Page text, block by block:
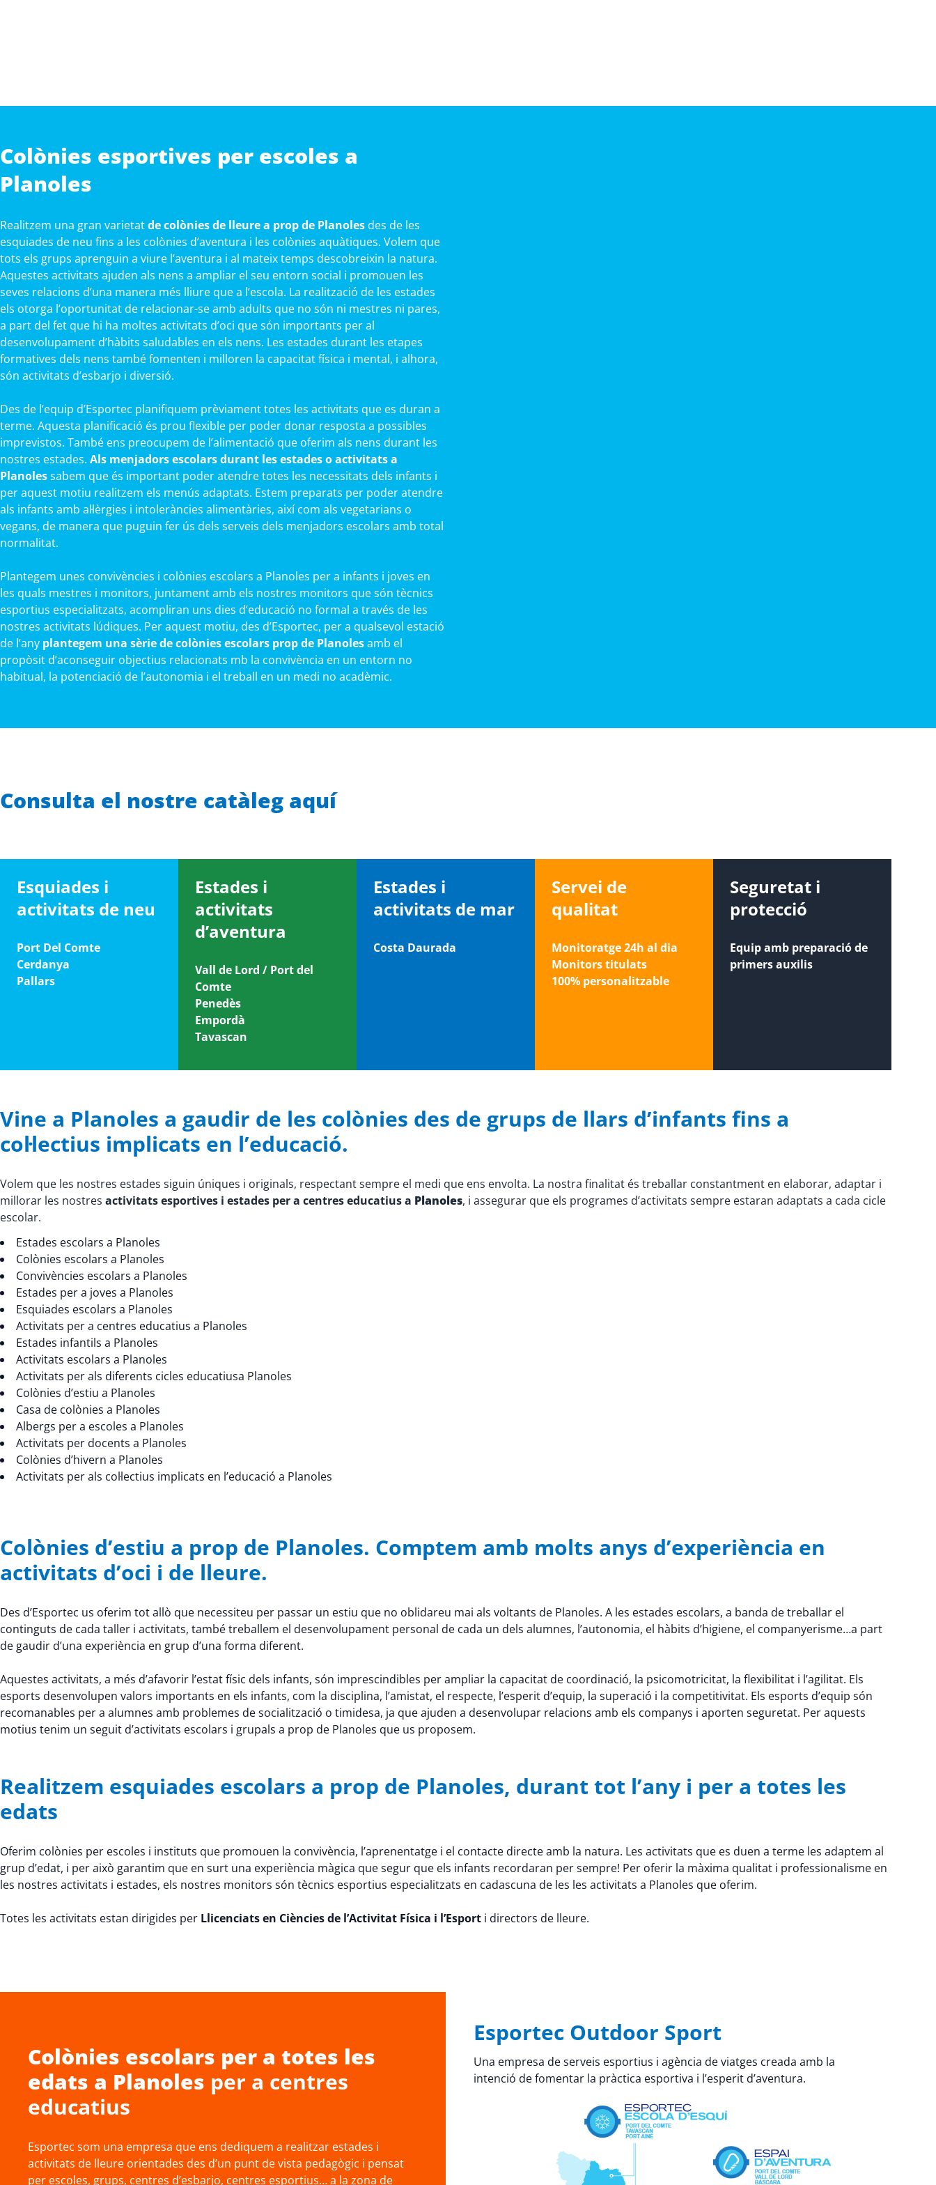
Colònies esportives per escoles a
Planoles
Realitzem una gran varietatde colònies de lleure a prop de Planolesdes de les
esquiades de neu fins a les colònies d’aventura i les colònies aquàtiques. Volem que
tots els grups aprenguin a viure l’aventura i al mateix temps descobreixin la natura.
Aquestes activitats ajuden als nens a ampliar el seu entorn social i promouen les
seves relacions d’una manera més lliure que a l’escola. La realització de les estades
els otorga l’oportunitat de relacionar-se amb adults que no són ni mestres ni pares,
a part del fet que hi ha moltes activitats d’oci que són importants per al
desenvolupament d’hàbits saludables en els nens. Les estades durant les etapes
formatives dels nens també fomenten i milloren la capacitat física i mental, i alhora,
són activitats d’esbarjo i diversió.
Des de l’equip d’Esportec planifiquem prèviament totes les activitats que es duran a
terme. Aquesta planificació és prou flexible per poder donar resposta a possibles
imprevistos. També ens preocupem de l’alimentació que oferim als nens durant les
nostres estades. Als menjadors escolars durant les estades o activitats a
Planolessabem que és important poder atendre totes les necessitats dels infants i
per aquest motiu realitzem els menús adaptats. Estem preparats per poder atendre
als infants amb al·lèrgies i intoleràncies alimentàries, així com als vegetarians o
vegans, de manera que puguin fer ús dels serveis dels menjadors escolars amb total
normalitat.
Plantegem unes convivències i colònies escolars a Planoles per a infants i joves en
les quals mestres i monitors, juntament amb els nostres monitors que són tècnics
esportius especialitzats, acompliran uns dies d’educació no formal a través de les
nostres activitats lúdiques. Per aquest motiu, des d’Esportec, per a qualsevol estació
de l’any plantegem una sèrie de colònies escolars prop de Planolesamb el
propòsit d’aconseguir objectius relacionats mb la convivència en un entorn no
habitual, la potenciació de l’autonomia i el treball en un medi no acadèmic.
Consulta el nostre catàleg aquí
Esquiades i
activitats de neu
Port Del Comte
Cerdanya
Pallars
Estades i
activitats
d’aventura
Vall de Lord / Port del
Comte
Penedès
Empordà
Tavascan
Estades i
activitats de mar
Costa Daurada
Servei de
qualitat
Monitoratge 24h al dia
Monitors titulats
100% personalitzable
Seguretat i
protecció
Equip amb preparació de
primers auxilis
Vine a Planoles a gaudir de les colònies des de grups de llars d’infants fins a
col·lectius implicats en l’educació.
Volem que les nostres estades siguin úniques i originals, respectant sempre el medi que ens envolta. La nostra finalitat és treballar constantment en elaborar, adaptar i
millorar les nostres activitats esportives i estades per a centres educatius a Planoles, i assegurar que els programes d’activitats sempre estaran adaptats a cada cicle
escolar.
Estades escolars a Planoles
Colònies escolars a Planoles
Convivències escolars a Planoles
Estades per a joves a Planoles
Esquiades escolars a Planoles
Activitats per a centres educatius a Planoles
Estades infantils a Planoles
Activitats escolars a Planoles
Activitats per als diferents cicles educatiusa Planoles
Colònies d’estiu a Planoles
Casa de colònies a Planoles
Albergs per a escoles a Planoles
Activitats per docents a Planoles
Colònies d’hivern a Planoles
Activitats per als col·lectius implicats en l’educació a Planoles
Colònies d’estiu a prop de Planoles. Comptem amb molts anys d’experiència en
activitats d’oci i de lleure.
Des d’Esportec us oferim tot allò que necessiteu per passar un estiu que no oblidareu mai als voltants de Planoles. A les estades escolars, a banda de treballar el
continguts de cada taller i activitats, també treballem el desenvolupament personal de cada un dels alumnes, l’autonomia, el hàbits d’higiene, el companyerisme…a part
de gaudir d’una experiència en grup d’una forma diferent.
Aquestes activitats, a més d’afavorir l’estat físic dels infants, són imprescindibles per ampliar la capacitat de coordinació, la psicomotricitat, la flexibilitat i l’agilitat. Els
esports desenvolupen valors importants en els infants, com la disciplina, l’amistat, el respecte, l’esperit d’equip, la superació i la competitivitat. Els esports d’equip són
recomanables per a alumnes amb problemes de socialització o timidesa, ja que ajuden a desenvolupar relacions amb els companys i aporten seguretat. Per aquests
motius tenim un seguit d’activitats escolars i grupals a prop de Planoles que us proposem.
Realitzem esquiades escolars a prop de Planoles, durant tot l’any i per a totes les
edats
Oferim colònies per escoles i instituts que promouen la convivència, l’aprenentatge i el contacte directe amb la natura. Les activitats que es duen a terme les adaptem al
grup d’edat, i per això garantim que en surt una experiència màgica que segur que els infants recordaran per sempre! Per oferir la màxima qualitat i professionalisme en
les nostres activitats i estades, els nostres monitors són tècnics esportius especialitzats en cadascuna de les les activitats a Planoles que oferim.
Totes les activitats estan dirigides per Llicenciats en Ciències de l’Activitat Física i l’Esport i directors de lleure.
Colònies escolars per a totes les
edats a Planoles per a centres
educatius
Esportec som una empresa que ens dediquem a realitzar estades i
activitats de lleure orientades des d’un punt de vista pedagògic i pensat
per escoles, grups, centres d’esbarjo, centres esportius… a la zona de
Esportec Outdoor Sport
Una empresa de serveis esportius i agència de viatges creada amb la
intenció de fomentar la pràctica esportiva i l’esperit d’aventura.